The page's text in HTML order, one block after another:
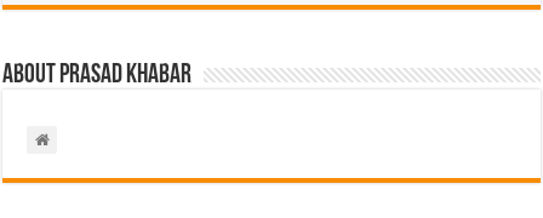
About Prasad Khabar